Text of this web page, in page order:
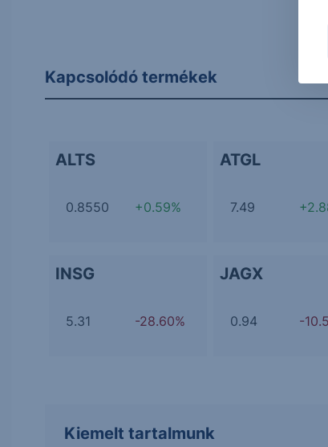
Kapcsolódó termékek
ALTS
0.8550 +0.59%
ATGL
7.49
INSG
5.31 -28.60%
JAGX
0.94 -
Kiemelt tartalmunk